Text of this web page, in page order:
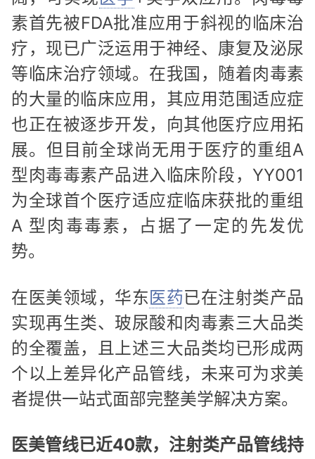
素首先被FDA批准应用于斜视的临床治
疗，现已广泛运用于神经、康复及泌尿
等临床治疗领域。在我国，随着肉毒素
的大量的临床应用，其应用范围适应症
也正在被逐步开发，向其他医疗应用拓
展。但目前全球尚无用于医疗的重组A
型肉毒毒素产品进入临床阶段，YY001
为全球首个医疗适应症临床获批的重组
A 型肉毒毒素，占据了一定的先发优
势。
在医美领域，华东 医药已在注射类产品
实现再生类、玻尿酸和肉毒素三大品类
的全覆盖，且上述三大品类均已形成两
个以上差异化产品管线，未来可为求美
者提供一站式面部完整美学解决方案。
医美管线已近40款，注射类产品管线持